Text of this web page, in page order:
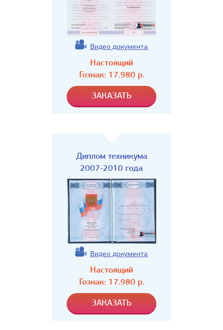
Видео документа
Настоящий
Гознак: 17.980р.
Диплом техникума
2007-2010 года
Видео документа
Настоящий
Гознак: 17.980р.